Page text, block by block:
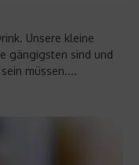
Unsere kleine
gängigsten sind und
müssen....